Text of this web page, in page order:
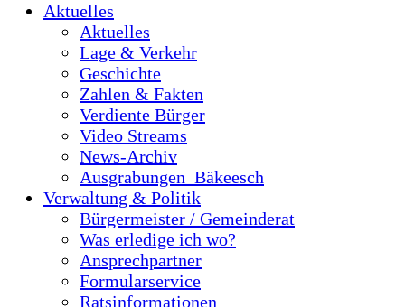
Aktuelles
Aktuelles
Lage & Verkehr
Geschichte
Zahlen & Fakten
Verdiente Bürger
Video Streams
News-Archiv
Ausgrabungen_Bäkeesch
Verwaltung & Politik
Bürgermeister / Gemeinderat
Was erledige ich wo?
Ansprechpartner
Formularservice
Ratsinformationen